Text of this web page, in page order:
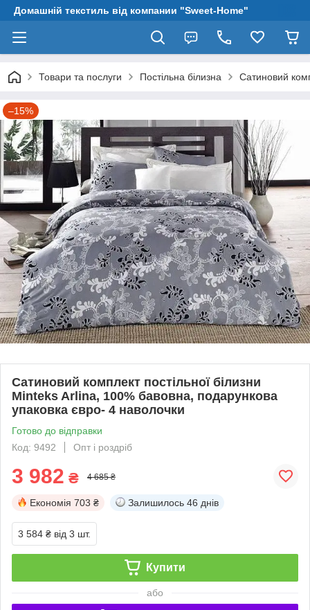
Домашній текстиль від компании "Sweet-Home"
Товари та послуги Постільна білизна Сатиновий
–15%
Сатиновий комплект постільної білизни
Minteks Arlina, 100% бавовна, подарункова
упаковка євро- 4 наволочки
Готово до відправки
Код: 9492
Опт і роздріб
3 982 ₴ 4 685 ₴
Економія 703 ₴ Залишилось 46 днів
3 584 ₴ від 3 шт.
Купити
або